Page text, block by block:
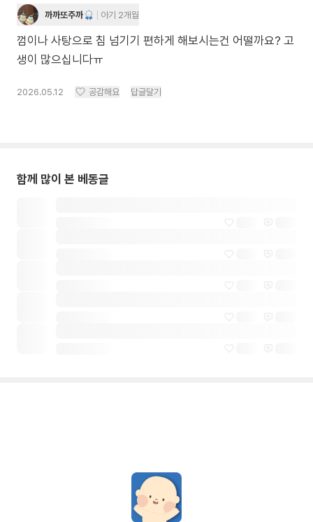
까까또주까 아기 2개월
껌이나 사탕으로 침 넘기기 편하게 해보시는건 어떨까요? 고
생이 많으십니다ㅠ
2026.05.12 공감해요 답글달기
함께 많이 본 베동글